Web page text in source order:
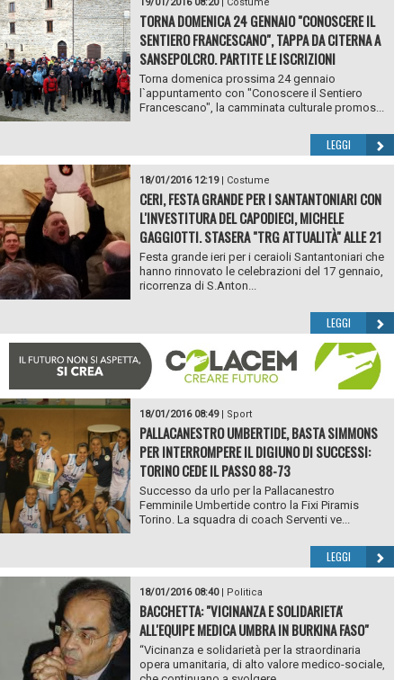
TORNA DOMENICA 24 GENNAIO "CONOSCERE IL
SENTIERO FRANCESCANO", TAPPA DA CITERNA A
SANSEPOLCRO. PARTITE LE ISCRIZIONI
Torna domenica prossima 24 gennaio
l`appuntamento con "Conoscere il Sentiero
Francescano", la camminata culturale promos...
LEGGI
18/01/2016 12:19| Costume
CERI, FESTA GRANDE PER I SANTANTONIARI CON
L'INVESTITURA DEL CAPODIECI, MICHELE
GAGGIOTTI. STASERA "TRG ATTUALITÀ" ALLE 21
Festa grande ieri per i ceraioli Santantoniari che
hanno rinnovato le celebrazioni del 17 gennaio,
ricorrenza di S.Anton...
LEGGI
18/01/2016 08:49| Sport
PALLACANESTRO UMBERTIDE, BASTA SIMMONS
PER INTERROMPERE IL DIGIUNO DI SUCCESSI:
TORINO CEDE IL PASSO 88-73
Successo da urlo per la Pallacanestro
Femminile Umbertide contro la Fixi Piramis
Torino. La squadra di coach Serventi ve...
LEGGI
18/01/2016 08:40| Politica
BACCHETTA: "VICINANZA E SOLIDARIETA'
ALL'EQUIPE MEDICA UMBRA IN BURKINA FASO"
“Vicinanza e solidarietà per la straordinaria
opera umanitaria, di alto valore medico-sociale,